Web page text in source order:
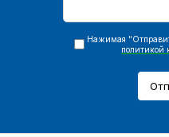
Нажимая
политикой